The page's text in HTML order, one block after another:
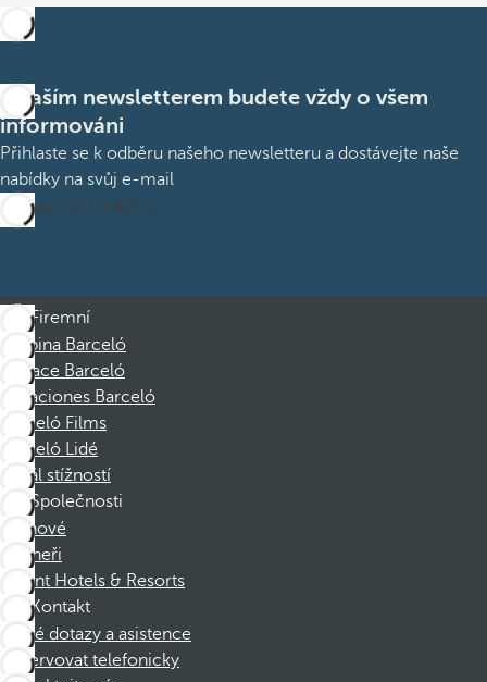
S naším newsletterem budete vždy o všem
informováni
Přihlaste se k odběru našeho newsletteru a dostávejte naše
nabídky na svůj e-mail
Přihlásit se k odběru
Firemní
Skupina Barceló
Nadace Barceló
Vacaciones Barceló
Barceló Films
Barceló Lidé
Kanál stížností
Společnosti
Členové
Partneři
Dorint Hotels & Resorts
Kontakt
Časté dotazy a asistence
Rezervovat telefonicky